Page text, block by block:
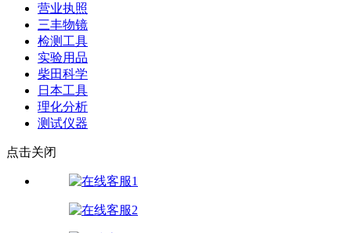
营业执照
三丰物镜
检测工具
实验用品
柴田科学
日本工具
理化分析
测试仪器
点击关闭